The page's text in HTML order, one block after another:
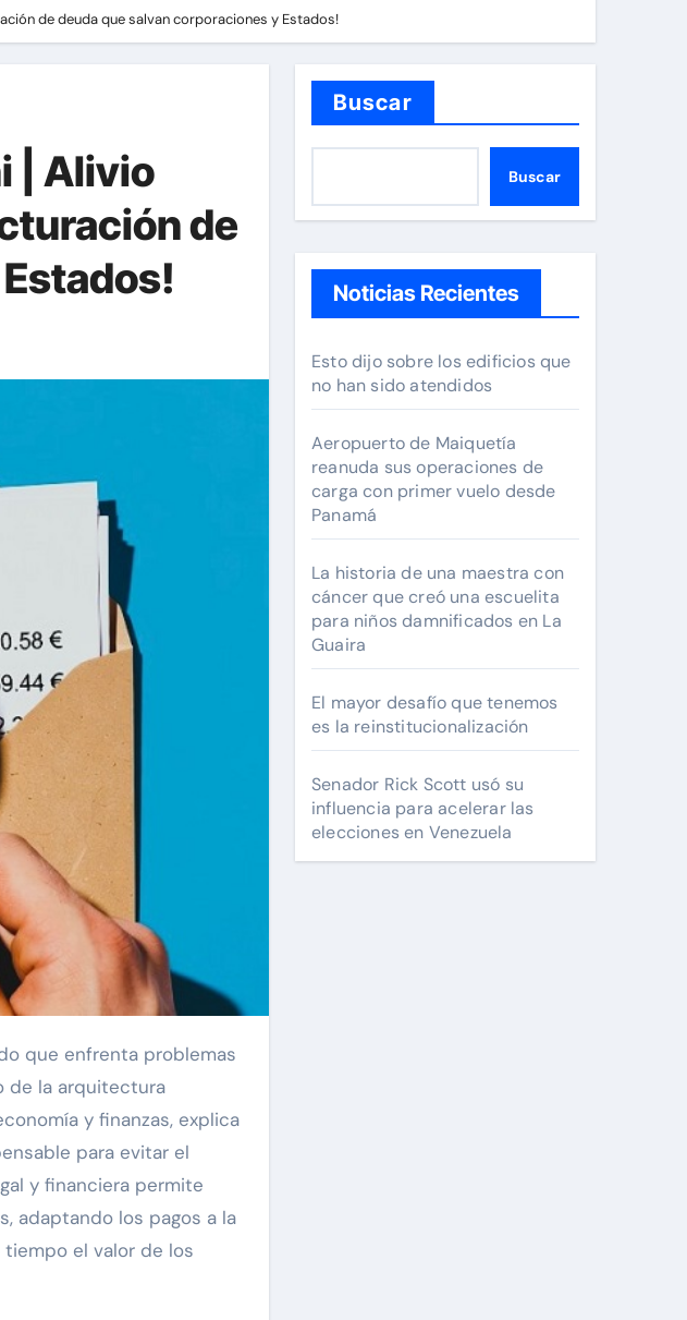
de deuda que salvan corporaciones y Estados!
| Alivio
de
que enfrenta problemas
de la arquitectura
y finanzas, explica
para evitar el
y financiera permite
adaptando los pagos a la
el valor de los
Buscar
Buscar
Noticias Recientes
Esto dijo sobre los edificios que
no han sido atendidos
Aeropuerto de Maiquetía
reanuda sus operaciones de
carga con primer vuelo desde
Panamá
La historia de una maestra con
cáncer que creó una escuelita
para niños damnificados en La
Guaira
El mayor desafío que tenemos
es la reinstitucionalización
Senador Rick Scott usó su
influencia para acelerar las
elecciones en Venezuela